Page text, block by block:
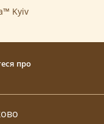
Kyiv
про